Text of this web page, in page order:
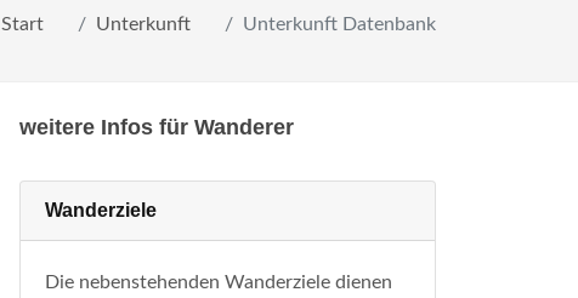
Start Unterkunft Unterkunft Datenbank
weitere Infos für Wanderer
Wanderziele
Die nebenstehenden Wanderziele dienen